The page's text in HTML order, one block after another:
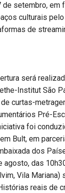
setembro, em
culturais
de
será
Institut São
curtas-
Pré-
foi
Bult, em
dos
agosto, das
Vila Mariana)
reais de